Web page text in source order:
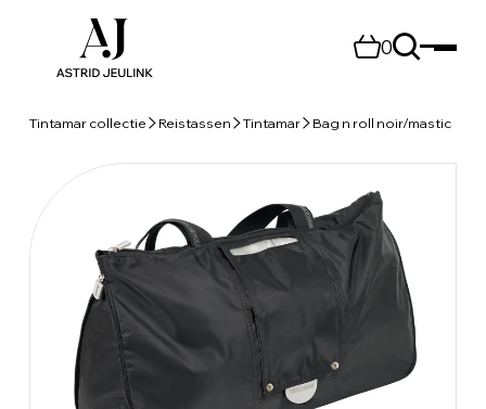
0
Tintamar collectie Reistassen Tintamar Bag n roll noir/mastic